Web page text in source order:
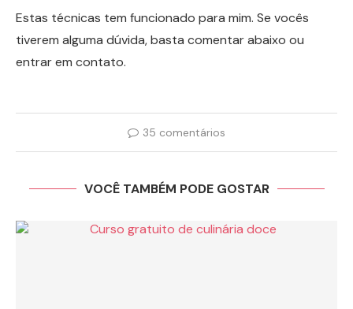
Estas técnicas tem funcionado para mim. Se vocês
tiverem alguma dúvida, basta comentar abaixo ou
entrar em contato.
35 comentários
VOCÊ TAMBÉM PODE GOSTAR